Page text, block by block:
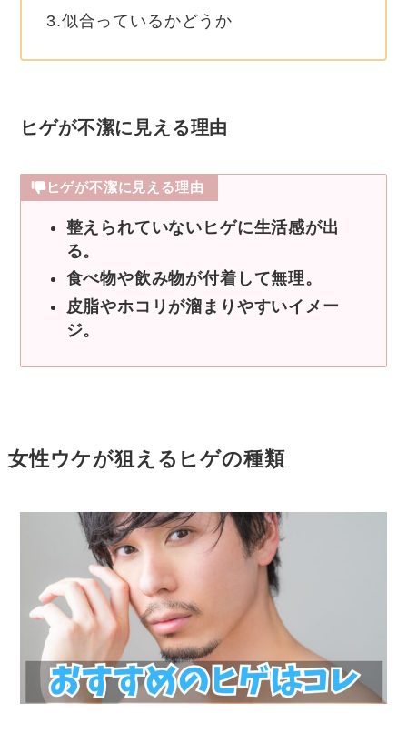
3.似合っているかどうか
ヒゲが不潔に見える理由
ヒゲが不潔に見える理由
整えられていないヒゲに生活感が出
る。
食べ物や飲み物が付着して無理。
皮脂やホコリが溜まりやすいイメー
ジ。
女性ウケが狙えるヒゲの種類